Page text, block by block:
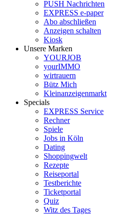
PUSH Nachrichten
EXPRESS e-paper
Abo abschließen
Anzeigen schalten
Kiosk
Unsere Marken
YOURJOB
yourIMMO
wirtrauern
Bütz Mich
Kleinanzeigenmarkt
Specials
EXPRESS Service
Rechner
Spiele
Jobs in Köln
Dating
Shoppingwelt
Rezepte
Reiseportal
Testberichte
Ticketportal
Quiz
Witz des Tages